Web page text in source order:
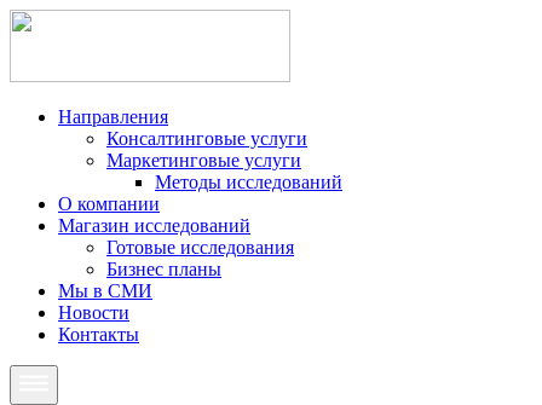
Направления
Консалтинговые услуги
Маркетинговые услуги
Методы исследований
О компании
Магазин исследований
Готовые исследования
Бизнес планы
Мы в СМИ
Новости
Контакты